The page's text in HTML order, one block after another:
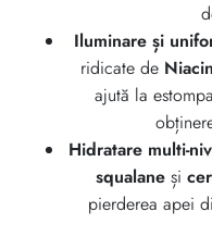
Iluminare și
ridicate de
ajută la
Hidratare multi-
squalane și
pierderea apei